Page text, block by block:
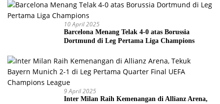
10 April 2025
Barcelona Menang Telak 4-0 atas Borussia
Dortmund di Leg Pertama Liga Champions
9 April 2025
Inter Milan Raih Kemenangan di Allianz Arena,